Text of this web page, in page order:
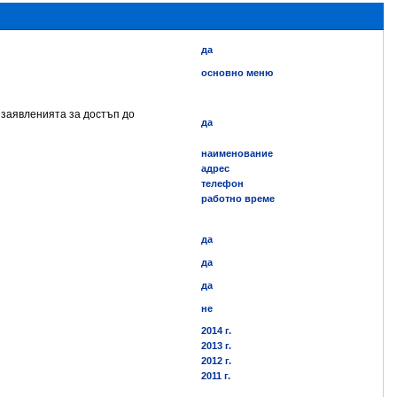
да
основно меню
за достъп до
да
наименование
адрес
телефон
работно време
да
да
да
не
2014 г.
2013 г.
2012 г.
2011 г.